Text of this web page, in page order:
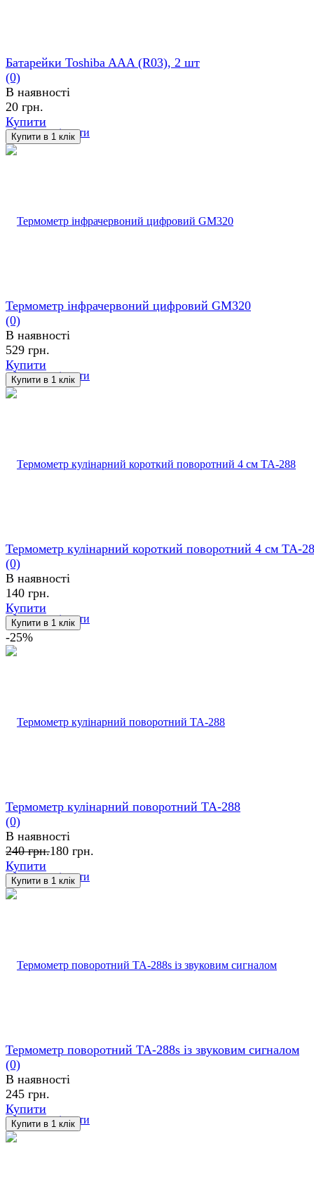
обране порівняти
Батарейки Toshiba AAA (R03), 2 шт
(0)
В наявності
20 грн.
Купити
обране порівняти
Термометр інфрачервоний цифровий GM320
(0)
В наявності
529 грн.
Купити
обране порівняти
Термометр кулінарний короткий поворотний 4 см ТА-
(0)
В наявності
140 грн.
Купити
-25%
обране порівняти
Термометр кулінарний поворотний ТА-288
(0)
В наявності
240 грн.180 грн.
Купити
обране порівняти
Термометр поворотний ТА-288s із звуковим сигналом
(0)
В наявності
245 грн.
Купити